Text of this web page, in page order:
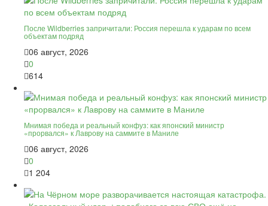
После Wildberries запричитали: Россия перешла к ударам по всем
объектам подряд
06 август, 2026
0
614
Мнимая победа и реальный конфуз: как японский министр
«прорвался» к Лаврову на саммите в Маниле
06 август, 2026
0
1 204